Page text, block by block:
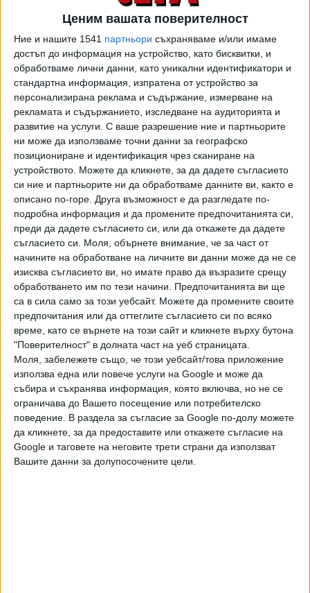
Ценим вашата поверителност
Ние и нашите 1541 партньори съхраняваме и/или имаме
достъп до информация на устройство, като бисквитки, и
обработваме лични данни, като уникални идентификатори и
стандартна информация, изпратена от устройство за
персонализирана реклама и съдържание, измерване на
рекламата и съдържанието, изследване на аудиторията и
развитие на услуги. С ваше разрешение ние и партньорите
ни може да използваме точни данни за географско
позициониране и идентификация чрез сканиране на
устройството. Можете да кликнете, за да дадете съгласието
си ние и партньорите ни да обработваме данните ви, както е
описано по-горе. Друга възможност е да разгледате по-
подробна информация и да промените предпочитанията си,
преди да дадете съгласието си, или да откажете да дадете
съгласието си. Моля, обърнете внимание, че за част от
начините на обработване на личните ви данни може да не се
изисква съгласието ви, но имате право да възразите срещу
обработването им по тези начини. Предпочитанията ви ще
са в сила само за този уебсайт. Можете да промените своите
предпочитания или да оттеглите съгласието си по всяко
време, като се върнете на този сайт и кликнете върху бутона
"Поверителност" в долната част на уеб страницата.
Моля, забележете също, че този уебсайт/това приложение
използва една или повече услуги на Google и може да
събира и съхранява информация, която включва, но не се
ограничава до Вашето посещение или потребителско
поведение. В раздела за съгласие за Google по-долу можете
да кликнете, за да предоставите или откажете съгласие на
Google и таговете на неговите трети страни да използват
Вашите данни за долупосочените цели.
Към днешна дата (8 януари) в ТР продължава да е вписан
Борислав Михайлов като представляващ БФС. Самият
той обаче обяви, че подава оставка като президент на
27 ноември (сиреч спира да изпълнява функциите си), а
от тази дата и.д. президент е Михаил Касабов. Това
означава, че документите от заседанието на Изпълкома
на 6 декември трябва да са подписани именно от
Касабов, а самият той да бъде вписан в Търговския
регистър на мястото на Михайлов, както стана при
предишната оставка на президента - през ноември 2019
г.
От БФС до момента уверяваха, че няма никакъв проблем
Борислав Михайлов да продължи да бъде вписан в
Търговския регистър като представляващ
организацията. Сегашното решение на ТР обаче променя
ситуацията. Възможно е дори да се свика спешно ново
заседание на Изпълкома, на което да бъдат отстранени
установените от ТР нередности.
От опозицията във футбола ни твърдят, че невписването
на Михаил Касабов като представляващ БФС е част от
плана Борислав Михайлов да се задържи на поста и след
предстоящия конгрес, благодарение на юридически
хватки.
ОТГОВОРЪТ НА БФС